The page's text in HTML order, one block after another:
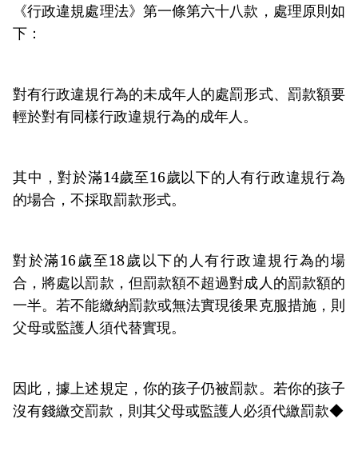
《行政違規處理法》第一條第六十八款，處理原則如
下：
對有行政違規行為的未成年人的處罰形式、罰款額要
輕於對有同樣行政違規行為的成年人。
其中，對於滿14歲至16歲以下的人有行政違規行為
的場合，不採取罰款形式。
對於滿16歲至18歲以下的人有行政違規行為的場
合，將處以罰款，但罰款額不超過對成人的罰款額的
一半。若不能繳納罰款或無法實現後果克服措施，則
父母或監護人須代替實現。
因此，據上述規定，你的孩子仍被罰款。若你的孩子
沒有錢繳交罰款，則其父母或監護人必須代繳罰款◆